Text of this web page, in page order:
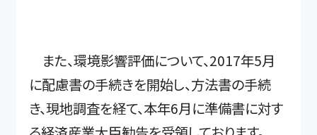
また、環境影響評価について、2017年5月
に配慮書の手続きを開始し、方法書の手続
き、現地調査を経て、本年6月に準備書に対す